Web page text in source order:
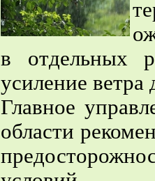
в отдельных
усиление ветра
Главное
области